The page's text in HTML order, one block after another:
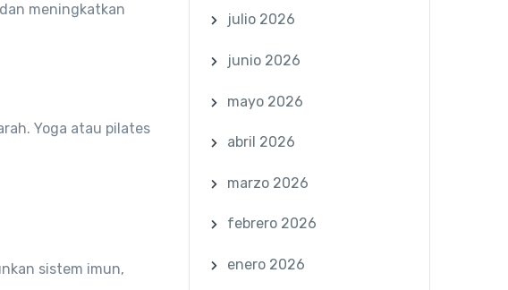
meningkatkan
Yoga atau pilates
sistem imun,
julio 2026
junio 2026
mayo 2026
abril 2026
marzo 2026
febrero 2026
enero 2026